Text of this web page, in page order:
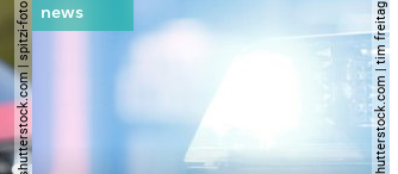
© shutterstock.com | spitzi-foto © shutterstock.com | tim freitag